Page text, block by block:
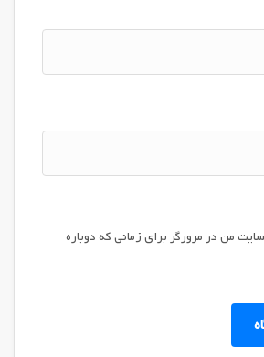
من در مرورگر برای زمانی که دوباره